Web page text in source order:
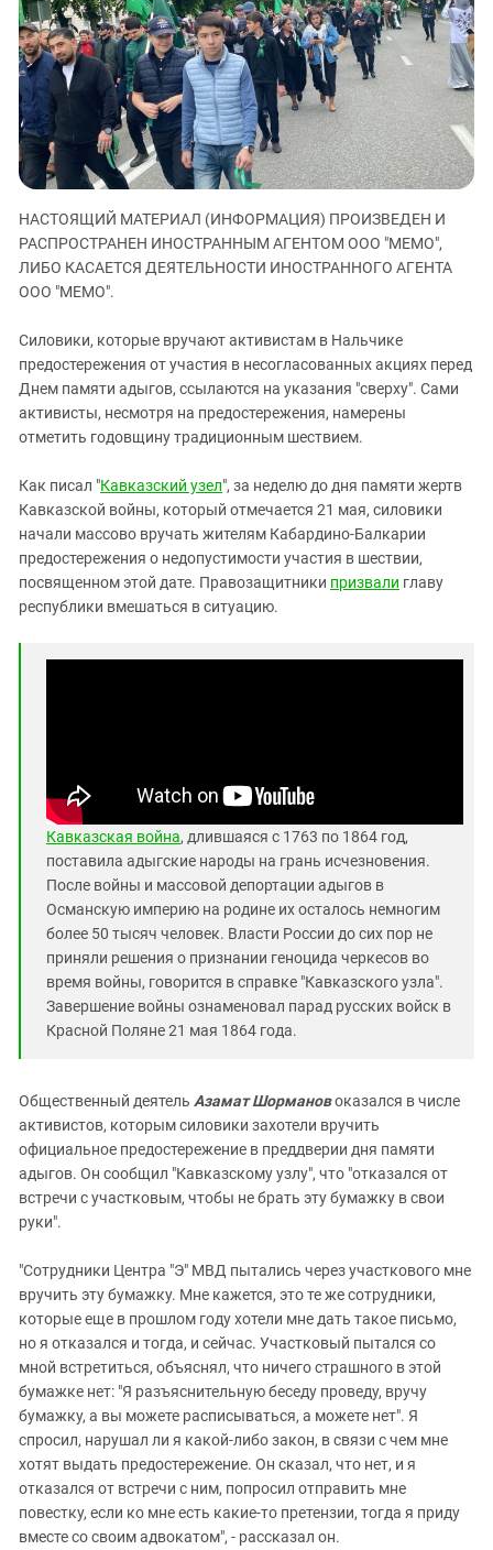
ЗАСТАВЛЯЕТ
КАВКАЗ ЗА ПАЛЕСТИНУ
ИНАКОМЫСЛИЕ В ЧЕЧНЕ
ПРЕСЛЕДОВАНИЕ АКТИВИСТОВ
МОБИЛИЗАЦИЯ И ПРОТЕСТЫ
Дагестан
Ингушетия
Кабардино-Балкария
Калмыкия
Карачаево-Черкесия
Краснодарский край
Нагорный Карабах
Ростовская область
СКФО
Ставропольский край
Южный Кавказ
ЮФО
НАСТОЯЩИЙ МАТЕРИАЛ (ИНФОРМАЦИЯ) ПРОИЗВЕДЕН И
РАСПРОСТРАНЕН ИНОСТРАННЫМ АГЕНТОМ ООО "МЕМО",
ЛИБО КАСАЕТСЯ ДЕЯТЕЛЬНОСТИ ИНОСТРАННОГО АГЕНТА
ООО "МЕМО".
Силовики, которые вручают активистам в Нальчике
предостережения от участия в несогласованных акциях перед
Днем памяти адыгов, ссылаются на указания "сверху". Сами
активисты, несмотря на предостережения, намерены
отметить годовщину традиционным шествием.
Как писал "Кавказский узел", за неделю до дня памяти жертв
Кавказской войны, который отмечается 21 мая, силовики
начали массово вручать жителям Кабардино-Балкарии
предостережения о недопустимости участия в шествии,
посвященном этой дате. Правозащитники призвали главу
республики вмешаться в ситуацию.
Кавказская война, длившаяся с 1763 по 1864 год,
поставила адыгские народы на грань исчезновения.
После войны и массовой депортации адыгов в
Османскую империю на родине их осталось немногим
более 50 тысяч человек. Власти России до сих пор не
приняли решения о признании геноцида черкесов во
время войны, говорится в справке "Кавказского узла".
Завершение войны ознаменовал парад русских войск в
Красной Поляне 21 мая 1864 года.
Общественный деятель Азамат Шормановоказался в числе
активистов, которым силовики захотели вручить
официальное предостережение в преддверии дня памяти
адыгов. Он сообщил "Кавказскому узлу", что "отказался от
встречи с участковым, чтобы не брать эту бумажку в свои
руки".
"Сотрудники Центра "Э" МВД пытались через участкового мне
вручить эту бумажку. Мне кажется, это те же сотрудники,
которые еще в прошлом году хотели мне дать такое письмо,
но я отказался и тогда, и сейчас. Участковый пытался со
мной встретиться, объяснял, что ничего страшного в этой
бумажке нет: "Я разъяснительную беседу проведу, вручу
бумажку, а вы можете расписываться, а можете нет". Я
спросил, нарушал ли я какой-либо закон, в связи с чем мне
хотят выдать предостережение. Он сказал, что нет, и я
отказался от встречи с ним, попросил отправить мне
повестку, если ко мне есть какие-то претензии, тогда я приду
вместе со своим адвокатом", - рассказал он.